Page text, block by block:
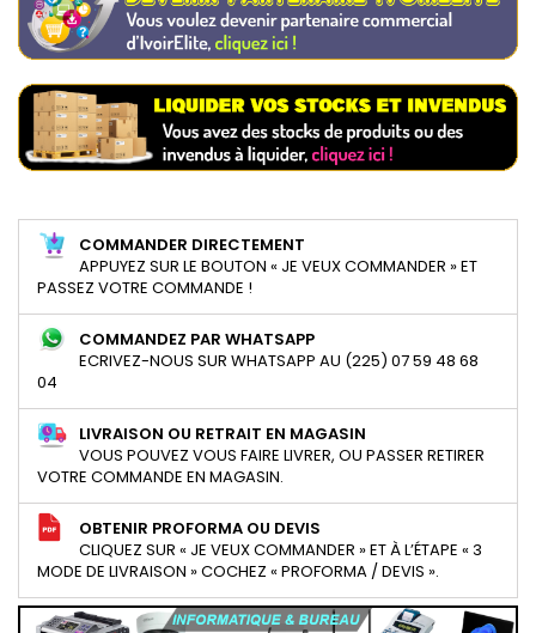
COMMANDER DIRECTEMENT
APPUYEZ SUR LE BOUTON « JE VEUX COMMANDER » ET
PASSEZ VOTRE COMMANDE !
COMMANDEZ PAR WHATSAPP
ECRIVEZ-NOUS SUR WHATSAPP AU (225) 07 59 48 68
04
LIVRAISON OU RETRAIT EN MAGASIN
VOUS POUVEZ VOUS FAIRE LIVRER, OU PASSER RETIRER
VOTRE COMMANDE EN MAGASIN.
OBTENIR PROFORMA OU DEVIS
CLIQUEZ SUR « JE VEUX COMMANDER » ET À L’ÉTAPE « 3
MODE DE LIVRAISON » COCHEZ « PROFORMA / DEVIS ».